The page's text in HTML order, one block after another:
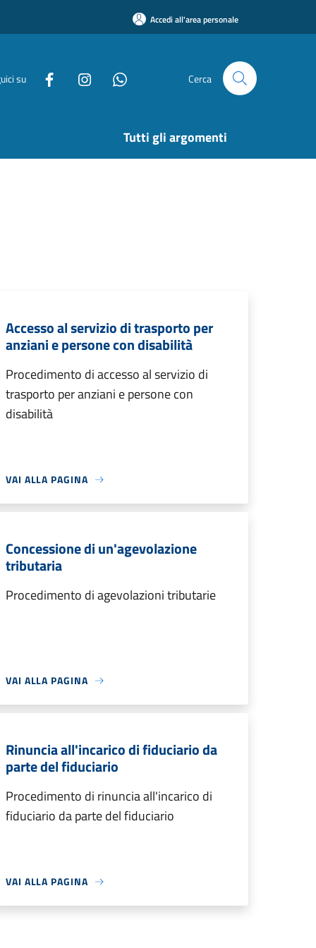
Accedi all'area personale
su Cerca
Tutti gli argomenti
Accesso al servizio di trasporto per
anziani e persone con disabilità
Procedimento di accesso al servizio di
trasporto per anziani e persone con
disabilità
VAI ALLA PAGINA
Concessione di un'agevolazione
tributaria
Procedimento di agevolazioni tributarie
VAI ALLA PAGINA
Rinuncia all'incarico di fiduciario da
parte del fiduciario
Procedimento di rinuncia all'incarico di
fiduciario da parte del fiduciario
VAI ALLA PAGINA